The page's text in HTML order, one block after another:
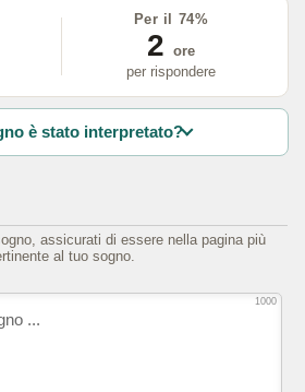
Per il 74%
2 ore
per rispondere
è stato interpretato?
assicurati di essere nella pagina più
al tuo sogno.
1000